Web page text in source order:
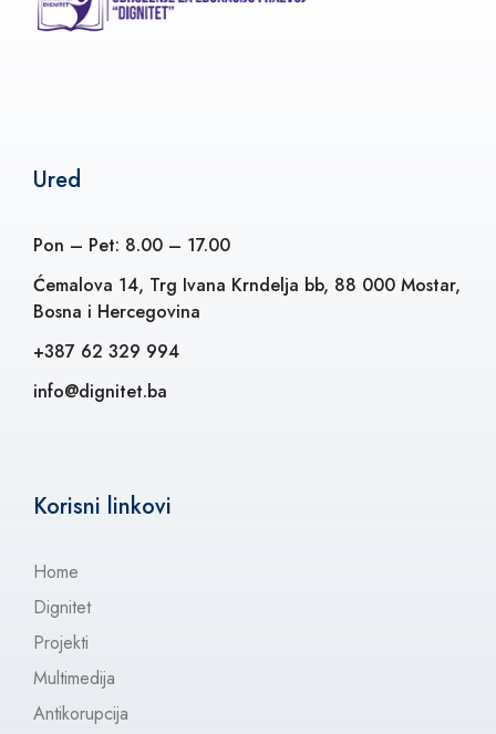
Ured
Pon – Pet: 8.00 – 17.00
Ćemalova 14, Trg Ivana Krndelja bb, 88 000 Mostar,
Bosna i Hercegovina
+387 62 329 994
info@dignitet.ba
Korisni linkovi
Home
Dignitet
Projekti
Multimedija
Antikorupcija